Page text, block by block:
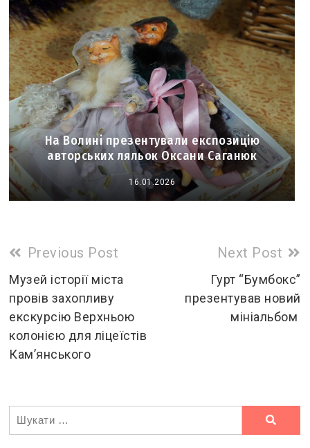
На Волині презентували експозицію
авторських ляльок Оксани Саганюк
16.01.2026
Read
more
articles
Previous Post
Музей історії міста
провів захопливу
екскурсію Верхньою
колонією для ліцеїстів
Кам’янського
Next Post
Гурт “Бумбокс”
презентував новий
мініальбом
Ви
шукали